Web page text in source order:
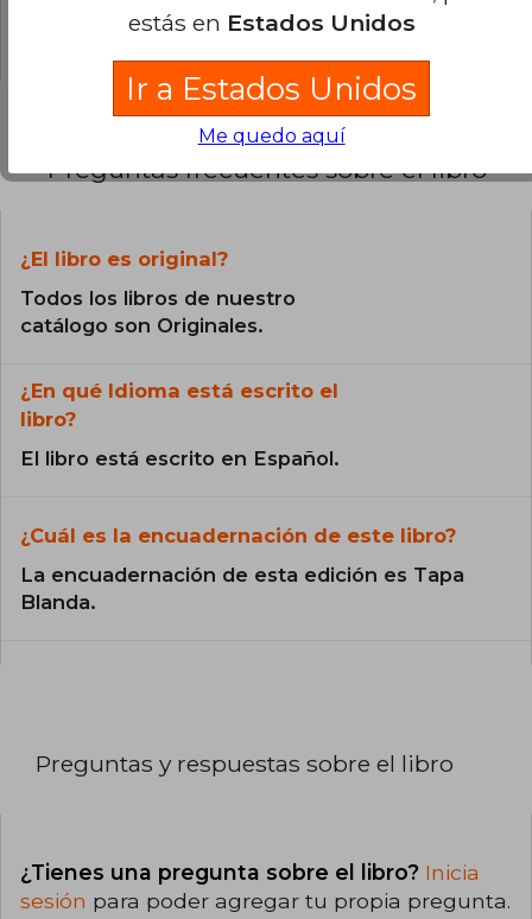
0% (0)
Preguntas frecuentes sobre el libro
¿El libro es original?
Todos los libros de nuestro
catálogo son Originales.
¿En qué Idioma está escrito el
libro?
El libro está escrito en Español.
¿Cuál es la encuadernación de este libro?
La encuadernación de esta edición es Tapa
Blanda.
Preguntas y respuestas sobre el libro
¿Tienes una pregunta sobre el libro? Inicia
sesión para poder agregar tu propia pregunta.
estás en Estados Unidos
Ir a Estados Unidos
Me quedo aquí